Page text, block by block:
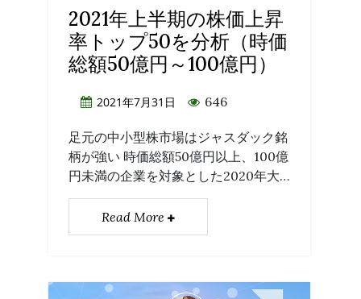
2021年上半期の株価上昇
率トップ50を分析（時価
総額50億円～100億円）
2021年7月31日 646
足元の中小型株市場はジャスダック銘
柄が強い 時価総額50億円以上、100億
円未満の企業を対象とした2020年大…
Read More